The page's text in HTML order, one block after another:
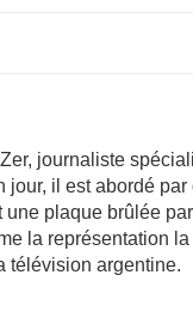
journaliste
jour, il est abordé
une plaque brûlée
la représentation
télévision argentine.